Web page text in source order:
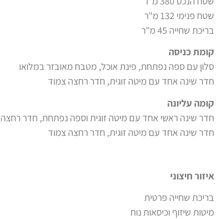
שטח פנימי 132 מ"ר
בריכת שחייה 45 מ"ר
קומת כניסה
סלון עם ספה נפתחת, פינת אוכל, מטבח מאובזר במלואו
חדר שינה אחד עם מיטה זוגית, חדר רחצה צמוד
קומה עליונה
חדר שינה ראשי אחד עם מיטה זוגית וספה נפתחת, חדר
חדר שינה אחד עם מיטה זוגית, חדר רחצה צמוד
איזור חיצוני
בריכת שחייה פרטית
מיטות שיזוף וכיסאות נוח